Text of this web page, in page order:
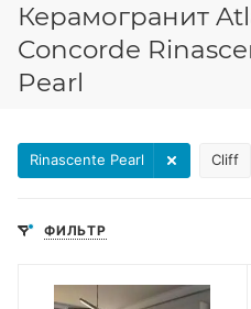
Керамогранит
Concorde
Pearl
Cliff
Rinascente Pearl
ФИЛЬТР